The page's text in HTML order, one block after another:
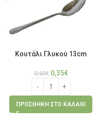
Κουτάλι Γλυκού 13cm
0,50€ 0,35€
ΠΡΟΣΘΉΚΗ ΣΤΟ ΚΑΛΆΘΙ